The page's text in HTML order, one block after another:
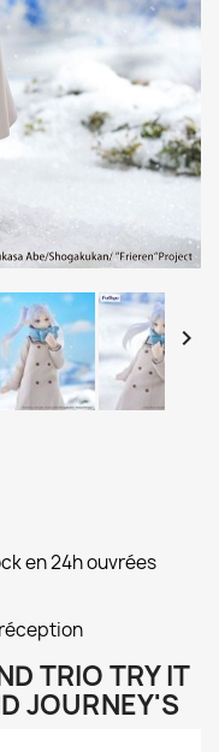

en 24h ouvrées
TRIO TRY IT
JOURNEY'S